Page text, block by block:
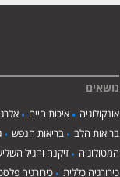
נושאים
אונקולוגיה איכות חיים
בריאות הלב
בריאות הנפש
המטולוגיה
זיקנה והגיל
כירורגיה כללית
כירורגיה